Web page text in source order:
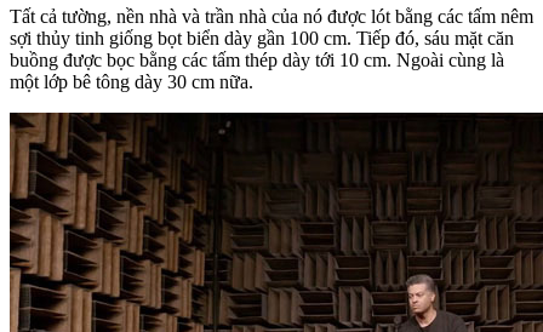
Tất cả tường, nền nhà và trần nhà của nó được lót bằng các tấm nêm
sợi thủy tinh giống bọt biển dày gần 100 cm. Tiếp đó, sáu mặt căn
buồng được bọc bằng các tấm thép dày tới 10 cm. Ngoài cùng là
một lớp bê tông dày 30 cm nữa.